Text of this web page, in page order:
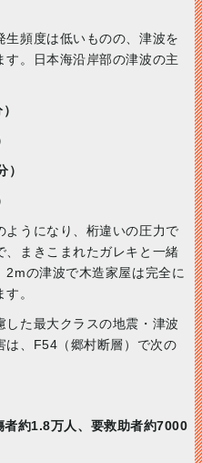
生頻度は低いものの、津波を
。日本海沿岸部の津波の主
ようになり、桁違いの圧力で
、まきこまれたガレキと一緒
2mの津波で木造家屋は完全に
。
した最大クラスの地震・津波
は、F54（郷村断層）で次の
約1.8万人、要救助者約7000